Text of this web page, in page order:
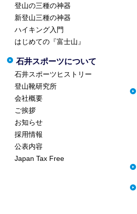
登山の三種の神器
新登山三種の神器
ハイキング入門
はじめての『富士山』
石井スポーツについて
石井スポーツヒストリー
登山靴研究所
会社概要
ご挨拶
お知らせ
採用情報
公表内容
Japan Tax Free